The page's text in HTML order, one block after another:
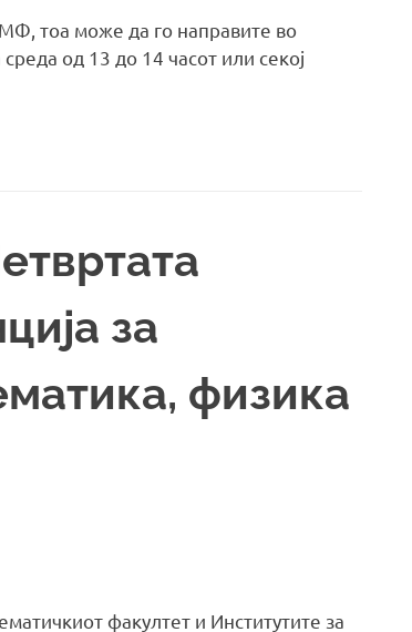
тоа може да го направите во
од 13 до 14 часот или секој
за
физика
факултет и Институтите за